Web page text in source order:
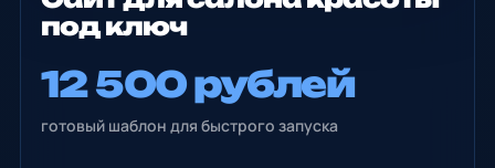
под ключ
12 500 рублей
готовый шаблон для быстрого запуска